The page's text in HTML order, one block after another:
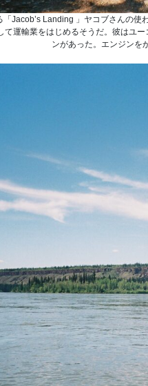
「Jacob’s Landing 」ヤコブさんの
て運輸業をはじめるそうだ。彼はユ
ンがあった。エンジンを